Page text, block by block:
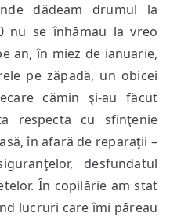
dădeam drumul la
nu se înhămau la vreo
an, în miez de ianuarie,
pe zăpadă, un obicei
cămin şi-au făcut
respecta cu sfinţenie
în afară de reparaţii –
desfundatul
În copilărie am stat
lucruri care îmi păreau